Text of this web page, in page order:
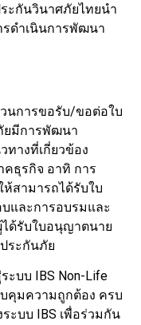
ะกันวินาศภัยไทยนำ
ดำเนินการพัฒนา
วนการขอรับ/ขอต่อใบ
ยมีการพัฒนา
ทางที่เกี่ยวข้อง
ธุรกิจ อาทิ การ
สามารถได้รับใบ
และการอบรมและ
ด้รับใบอนุญาตนาย
ระกันภัย
บบ IBS Non-Life
คุมความถูกต้อง ครบ
ะบบ IBS เพื่อร่วมกัน